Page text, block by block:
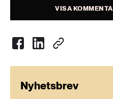
VISA
Nyhetsbrev